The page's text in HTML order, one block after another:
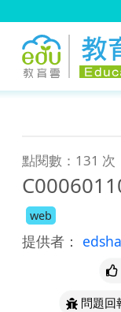
點閱數：131 次
web
提供者：
問題回